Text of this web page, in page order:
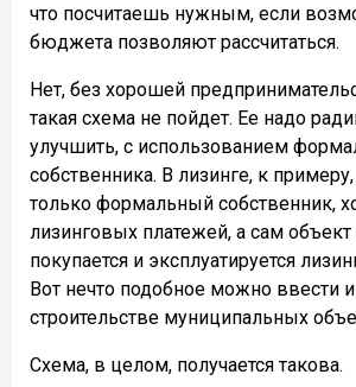
что посчитаешь нужным, если
бюджета позволяют рассчитаться.
Нет, без хорошей
такая схема не пойдет. Ее надо
улучшить, с использованием
собственника. В лизинге, к
только формальный собственник,
лизинговых платежей, а сам объект
покупается и эксплуатируется
Вот нечто подобное можно ввести
строительстве муниципальных
Схема, в целом, получается такова.